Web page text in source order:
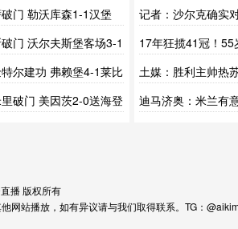
门 勒沃库森1-1汉堡
门 沃尔夫斯堡客场3-1
尔建功 弗赖堡4-1莱比
破门 美因茨2-0送海登
伊伦
记者：沙尔克确实
议
17年狂揽41冠！
森仅8冠
土媒：胜利主帅热
款
迪马济奥：米兰有
播 版权所有
网站播放，如有异议请与我们取得联系。TG：